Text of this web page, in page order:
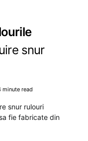
snur
minute read
snur rulouri
fie fabricate din